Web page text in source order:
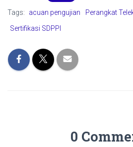
Tags: acuan pengujian Perangkat
Sertifikasi SDPPI
0